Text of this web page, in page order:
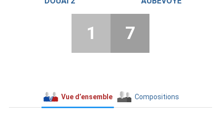
1 7
Vue d’ensemble Compositions